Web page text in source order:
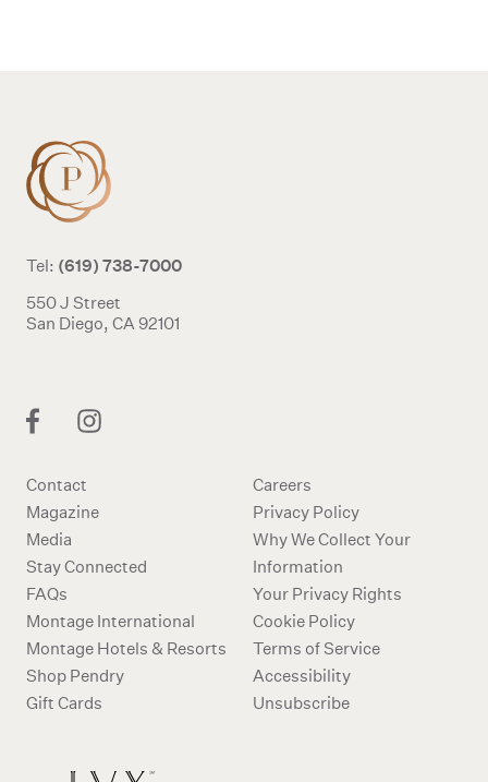
Tel: (619) 738-7000
550 J Street
San Diego, CA 92101
Contact
Magazine
Media
Stay Connected
FAQs
Montage International
Montage Hotels & Resorts
Shop Pendry
Gift Cards
Careers
Privacy Policy
Why We Collect Your
Information
Your Privacy Rights
Cookie Policy
Terms of Service
Accessibility
Unsubscribe